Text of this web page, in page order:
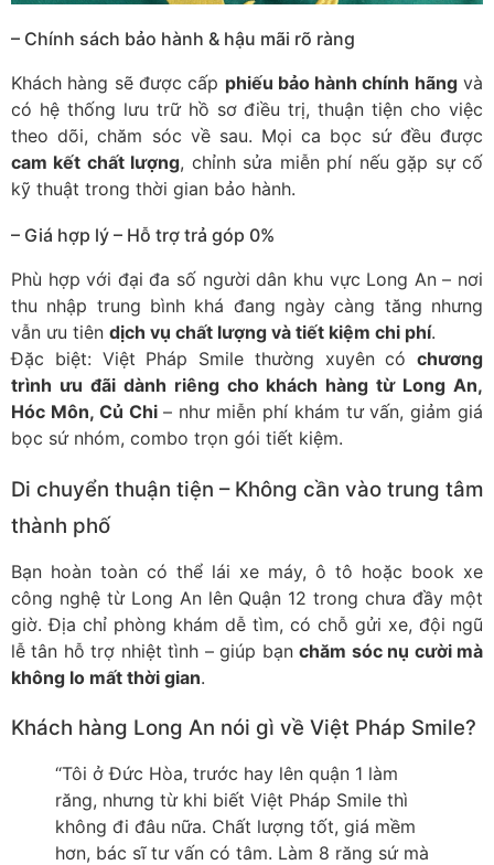
– Chính sách bảo hành & hậu mãi rõ ràng
Khách hàng sẽ được cấp phiếu bảo hành chính hãngvà
có hệ thống lưu trữ hồ sơ điều trị, thuận tiện cho việc
theo dõi, chăm sóc về sau. Mọi ca bọc sứ đều được
cam kết chất lượng, chỉnh sửa miễn phí nếu gặp sự cố
kỹ thuật trong thời gian bảo hành.
– Giá hợp lý – Hỗ trợ trả góp 0%
Phù hợp với đại đa số người dân khu vực Long An – nơi
thu nhập trung bình khá đang ngày càng tăng nhưng
vẫn ưu tiên dịch vụ chất lượng và tiết kiệm chi phí.
Đặc biệt: Việt Pháp Smile thường xuyên có chương
trình ưu đãi dành riêng cho khách hàng từ Long An,
Hóc Môn, Củ Chi– như miễn phí khám tư vấn, giảm giá
bọc sứ nhóm, combo trọn gói tiết kiệm.
Di chuyển thuận tiện – Không cần vào trung tâm
thành phố
Bạn hoàn toàn có thể lái xe máy, ô tô hoặc book xe
công nghệ từ Long An lên Quận 12 trong chưa đầy một
giờ. Địa chỉ phòng khám dễ tìm, có chỗ gửi xe, đội ngũ
lễ tân hỗ trợ nhiệt tình – giúp bạnchăm sóc nụ cười mà
không lo mất thời gian.
Khách hàng Long An nói gì về Việt Pháp Smile?
“Tôi ở Đức Hòa, trước hay lên quận 1 làm
răng, nhưng từ khi biết Việt Pháp Smile thì
không đi đâu nữa. Chất lượng tốt, giá mềm
hơn, bác sĩ tư vấn có tâm. Làm 8 răng sứ mà